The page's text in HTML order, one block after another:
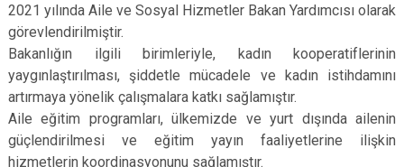
2021 yılında Aile ve Sosyal Hizmetler Bakan Yardımcısı olarak
görevlendirilmiştir.
Bakanlığın ilgili birimleriyle, kadın kooperatiflerinin
yaygınlaştırılması, şiddetle mücadele ve kadın istihdamını
artırmaya yönelik çalışmalara katkı sağlamıştır.
Aile eğitim programları, ülkemizde ve yurt dışında ailenin
güçlendirilmesi ve eğitim yayın faaliyetlerine ilişkin
hizmetlerin koordinasyonunu sağlamıştır.